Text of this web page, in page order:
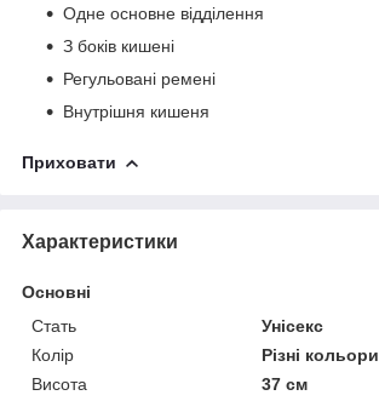
Одне основне відділення
З боків кишені
Регульовані ремені
Внутрішня кишеня
Приховати
Характеристики
Основні
Стать
Унісекс
Колір
Різні кольори
Висота
37 см